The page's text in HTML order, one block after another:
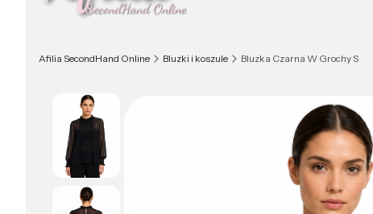
Afilia SecondHand Online Bluzki i koszule Bluzka Czarna W Grochy S